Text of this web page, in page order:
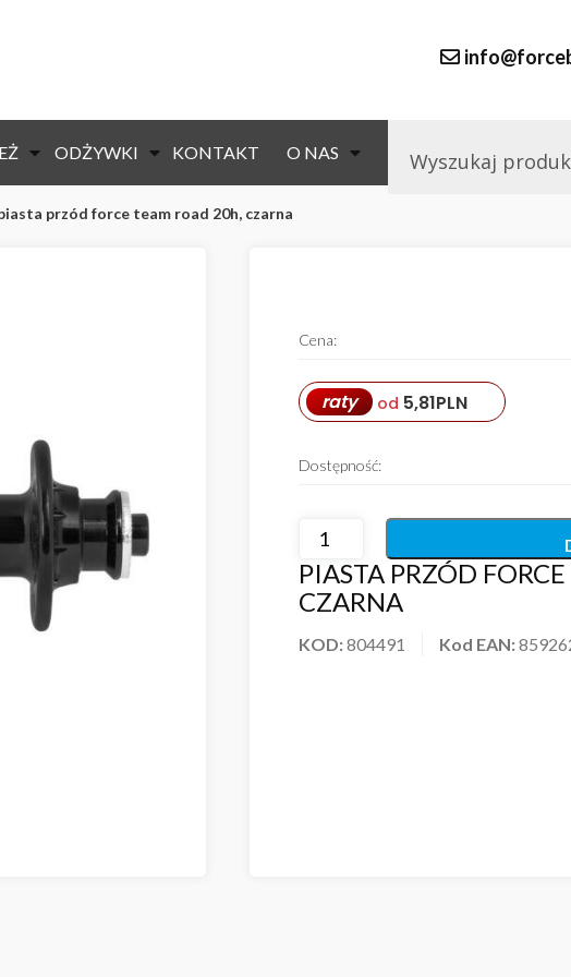
ODŻYWKI KONTAKT O NAS
przód force team road 20h, czarna
PIASTA PRZÓD
CZARNA
KOD:804491 Kod EAN:
Cena:
raty od 5,81PLN
Dostępność: